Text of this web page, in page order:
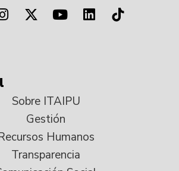
Sobre ITAIPU
Gestión
Humanos
Transparencia